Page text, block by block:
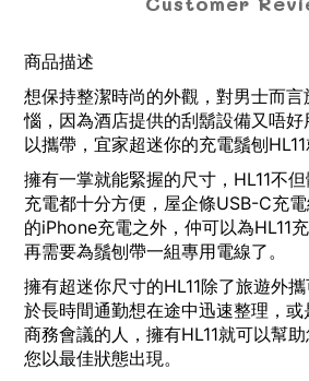
商品描述
想保持整潔時尚的外觀，對男士而
惱，因為酒店提供的刮鬍設備又唔
以攜帶，宜家超迷你的充電鬚刨HL11
擁有一掌就能緊握的尺寸，HL11不
充電都十分方便，屋企條USB-C充
的iPhone充電之外，仲可以為HL11
再需要為鬚刨帶一組專用電線了。
擁有超迷你尺寸的HL11除了旅遊外
於長時間通勤想在途中迅速整理，
商務會議的人，擁有HL11就可以幫
您以最佳狀態出現。